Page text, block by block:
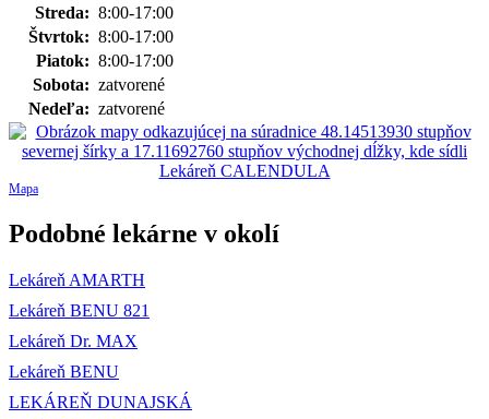
Streda: 8:00-17:00
Štvrtok: 8:00-17:00
Piatok: 8:00-17:00
Sobota: zatvorené
Nedeľa: zatvorené
Mapa
Podobné lekárne v okolí
Lekáreň AMARTH
Lekáreň BENU 821
Lekáreň Dr. MAX
Lekáreň BENU
LEKÁREŇ DUNAJSKÁ